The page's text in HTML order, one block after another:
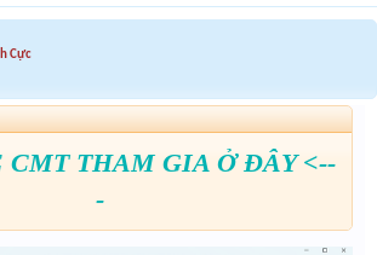
Cực
CMT THAM GIA Ở ĐÂY <--
-